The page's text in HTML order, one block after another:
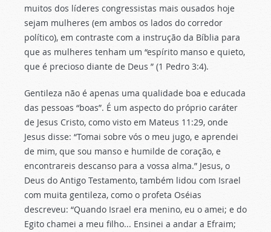
muitos dos líderes congressistas mais ousados hoje
sejam mulheres (em ambos os lados do corredor
político), em contraste com a instrução da Bíblia para
que as mulheres tenham um “espírito manso e quieto,
que é precioso diante de Deus ” (1 Pedro 3:4).
Gentileza não é apenas uma qualidade boa e educada
das pessoas “boas”. É um aspecto do próprio caráter
de Jesus Cristo, como visto em Mateus 11:29, onde
Jesus disse: “Tomai sobre vós o meu jugo, e aprendei
de mim, que sou manso e humilde de coração, e
encontrareis descanso para a vossa alma.” Jesus, o
Deus do Antigo Testamento, também lidou com Israel
com muita gentileza, como o profeta Oséias
descreveu: “Quando Israel era menino, eu o amei; e do
Egito chamei a meu filho... Ensinei a andar a Efraim;